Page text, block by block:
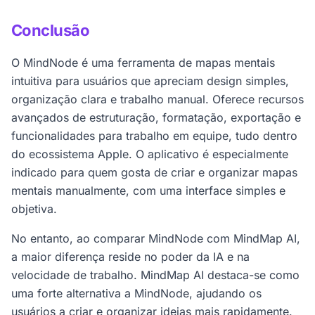
Conclusão
O MindNode é uma ferramenta de mapas mentais
intuitiva para usuários que apreciam design simples,
organização clara e trabalho manual. Oferece recursos
avançados de estruturação, formatação, exportação e
funcionalidades para trabalho em equipe, tudo dentro
do ecossistema Apple. O aplicativo é especialmente
indicado para quem gosta de criar e organizar mapas
mentais manualmente, com uma interface simples e
objetiva.
No entanto, ao comparar MindNode com MindMap AI,
a maior diferença reside no poder da IA e na
velocidade de trabalho. MindMap AI destaca-se como
uma forte alternativa a MindNode, ajudando os
usuários a criar e organizar ideias mais rapidamente.